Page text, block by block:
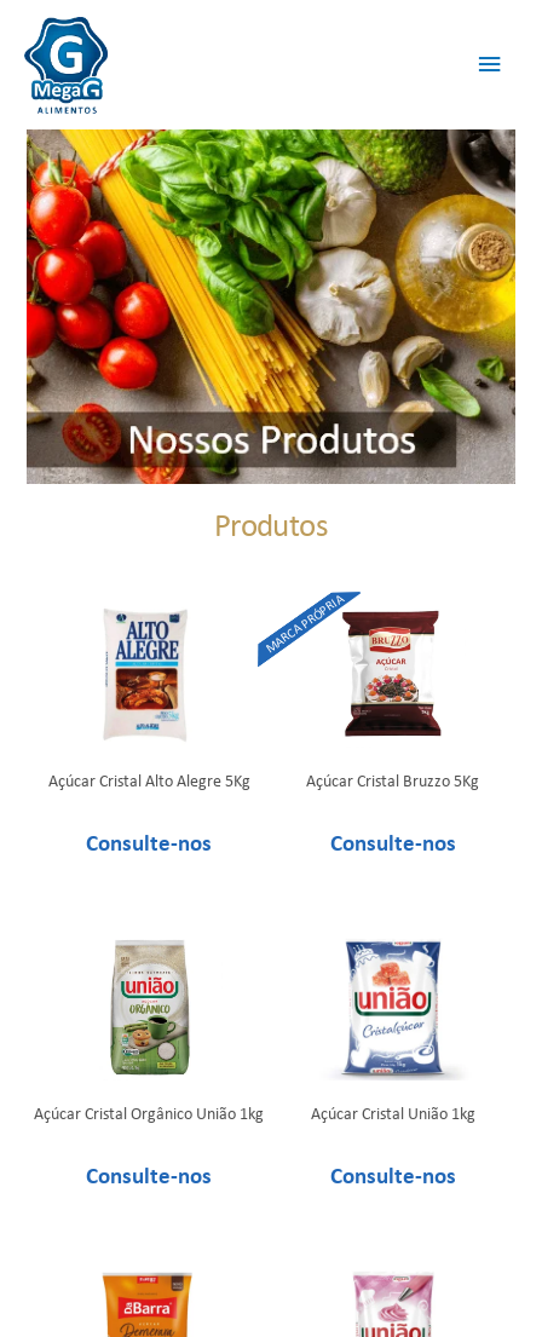
Produtos
Açúcar Cristal Alto Alegre 5Kg Açúcar Cristal Bruzzo 5Kg
Açúcar Cristal Orgânico União 1kg Açúcar Cristal União 1kg